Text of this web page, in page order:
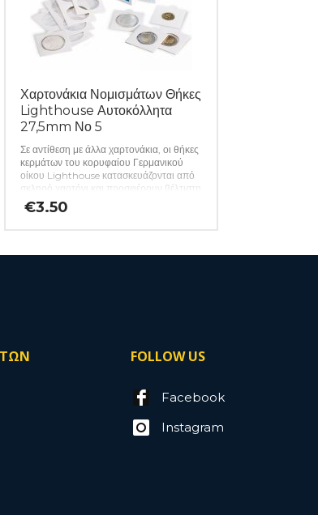
Χαρτονάκια Νομισμάτων Θήκες
Lighthouse Αυτοκόλλητα
27,5mm Νο 5
Σε αντίθεση με άλλα χαρτονάκια, οι θήκες
κερμάτων του κορυφαίου Γερμανικού
οίκου Lighthouse κατασκευάζονται από
σκληρό χαρτόνι και προσφέρουν βέλτιστη
προστασία από τις περιβαλλοντικές
επιρροές, χάρη στη χρήση φιλμ που δεν
των πολύτιμων νομισμάτων του. Απλά
(κωδ. 449)
€3.50
FOLLOW US
Facebook
Instagram